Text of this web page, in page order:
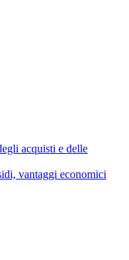
acquisti e delle
vantaggi economici